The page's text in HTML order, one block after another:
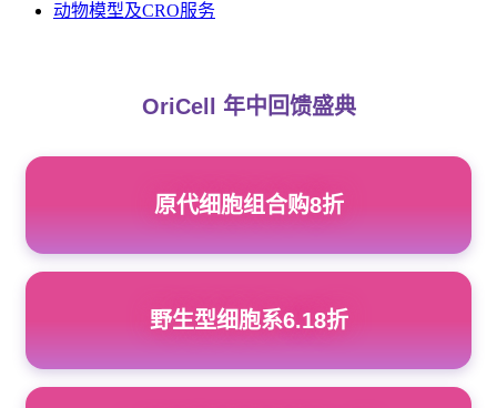
动物模型及CRO服务
OriCell 年中回馈盛典
原代细胞组合购8折
野生型细胞系6.18折